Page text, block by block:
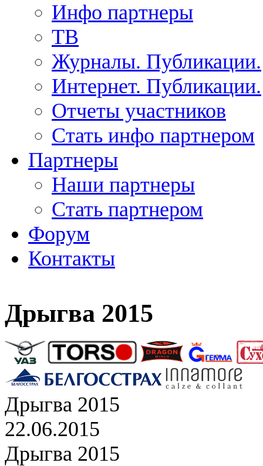
Инфо партнеры
ТВ
Журналы. Публикации.
Интернет. Публикации.
Отчеты участников
Стать инфо партнером
Партнеры
Наши партнеры
Стать партнером
Форум
Контакты
Дрыгва 2015
Дрыгва 2015
22.06.2015
Дрыгва 2015